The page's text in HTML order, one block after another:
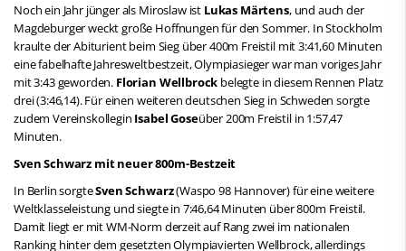
Noch ein Jahr jünger als Miroslaw ist Lukas Märtens, und auch der
Magdeburger weckt große Hoffnungen für den Sommer. In Stockholm
kraulte der Abiturient beim Sieg über 400m Freistil mit 3:41,60 Minuten
eine fabelhafte Jahresweltbestzeit, Olympiasieger war man voriges Jahr
mit 3:43 geworden. Florian Wellbrock belegte in diesem Rennen Platz
drei (3:46,14). Für einen weiteren deutschen Sieg in Schweden sorgte
zudem Vereinskollegin Isabel Goseüber 200m Freistil in 1:57,47
Minuten.
Sven Schwarz mit neuer 800m-Bestzeit
In Berlin sorgteSven Schwarz(Waspo 98 Hannover) für eine weitere
Weltklasseleistung und siegte in 7:46,64 Minuten über 800m Freistil.
Damit liegt er mit WM-Norm derzeit auf Rang zwei im nationalen
Ranking hinter dem gesetzten Olympiavierten Wellbrock, allerdings